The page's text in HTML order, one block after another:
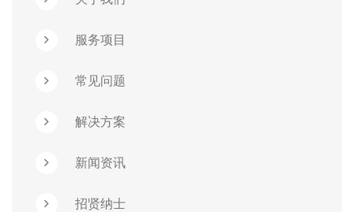
服务项目
常见问题
解决方案
新闻资讯
招贤纳士